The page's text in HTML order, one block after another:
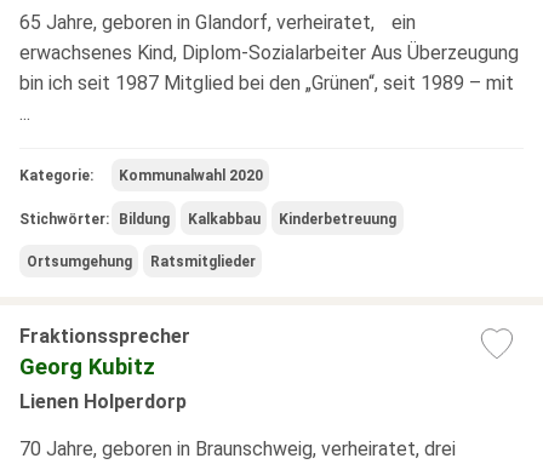
65 Jahre, geboren in Glandorf, verheiratet, ein
erwachsenes Kind, Diplom-Sozialarbeiter Aus Überzeugung
bin ich seit 1987 Mitglied bei den „Grünen“, seit 1989 – mit
...
Kategorie: Kommunalwahl 2020
Stichwörter: Bildung Kalkabbau Kinderbetreuung
Ortsumgehung Ratsmitglieder
Fraktionssprecher
Georg Kubitz
Lienen Holperdorp
70 Jahre, geboren in Braunschweig, verheiratet, drei